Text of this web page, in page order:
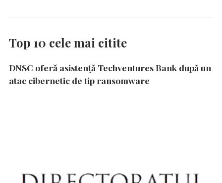
Top 10 cele mai citite
DNSC oferă asistență Techventures Bank după un
atac cibernetic de tip ransomware